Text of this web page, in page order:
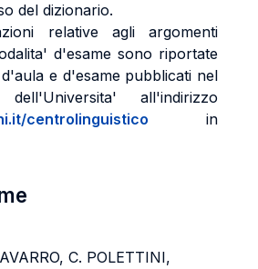
del dizionario.
relative agli argomenti
d'esame sono riportate
e d'esame pubblicati nel
all'indirizzo
centrolinguistico in
C. POLETTINI,